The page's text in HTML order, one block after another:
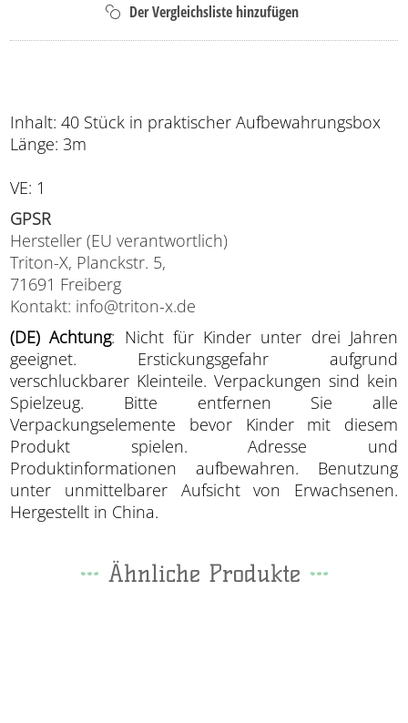
Inhalt: 40 Stück in praktischer Aufbewahrungsbox
Länge: 3m
VE: 1
GPSR
Hersteller (EU verantwortlich)
Triton-X, Planckstr. 5,
71691 Freiberg
Kontakt: info@triton-x.de
(DE) Achtung: Nicht für Kinder unter drei Jahren
geeignet. Erstickungsgefahr aufgrund
verschluckbarer Kleinteile. Verpackungen sind kein
Spielzeug. Bitte entfernen Sie alle
Verpackungselemente bevor Kinder mit diesem
Produkt spielen. Adresse und
Produktinformationen aufbewahren. Benutzung
unter unmittelbarer Aufsicht von Erwachsenen.
Hergestellt in China.
Ähnliche Produkte